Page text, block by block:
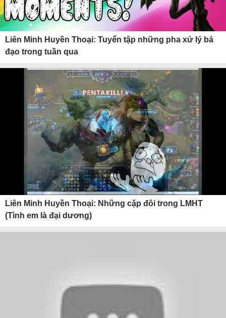
Liên Minh Huyền Thoại: Tuyển tập những pha xử lý bá
đạo trong tuần qua
Liên Minh Huyền Thoại: Những cặp đôi trong LMHT
(Tình em là đại dương)